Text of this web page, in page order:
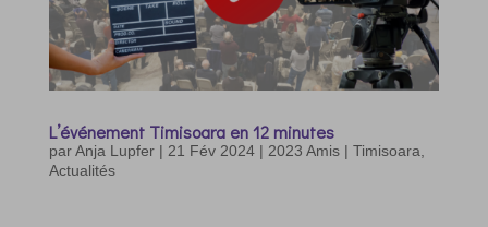
L’événement Timisoara en 12 minutes
parAnja Lupfer| 21 Fév 2024| 2023 Amis | Timisoara
Actualités